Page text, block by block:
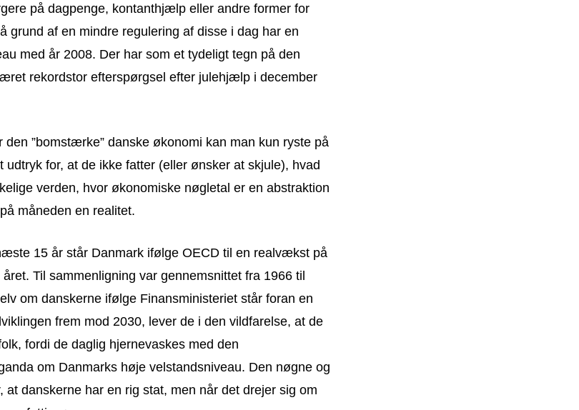
på dagpenge, kontanthjælp eller andre former for
grund af en mindre regulering af disse i dag har en
med år 2008. Der har som et tydeligt tegn på den
rekordstor efterspørgsel efter julehjælp i december
”bomstærke” danske økonomi kan man kun ryste på
udtryk for, at de ikke fatter (eller ønsker at skjule), hvad
verden, hvor økonomiske nøgletal er en abstraktion
måneden en realitet.
15 år står Danmark ifølge OECD til en realvækst på
Til sammenligning var gennemsnittet fra 1966 til
om danskerne ifølge Finansministeriet står foran en
frem mod 2030, lever de i den vildfarelse, at de
fordi de daglig hjernevaskes med den
om Danmarks høje velstandsniveau. Den nøgne og
at danskerne har en rig stat, men når det drejer sig om